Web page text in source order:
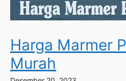
Harga Marmer
Murah